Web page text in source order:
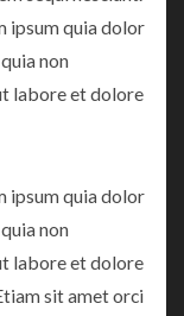
ipsum quia dolor
non
labore et dolore
ipsum quia dolor
non
labore et dolore
sit amet orci